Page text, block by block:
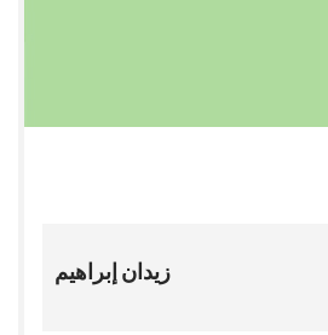
زيدان إبراهيم